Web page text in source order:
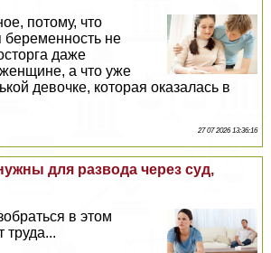
потому, что
беременность не
даже
а что уже
дeвoчке, которая оказалась в
27 07 2026 13:36:16
для развода через суд,
в этом
труда...